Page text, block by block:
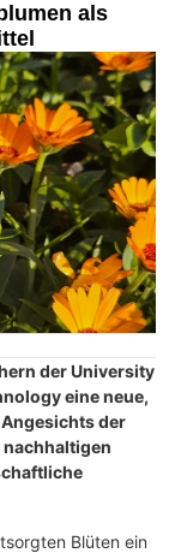
als
der University
eine neue,
der
Blüten ein